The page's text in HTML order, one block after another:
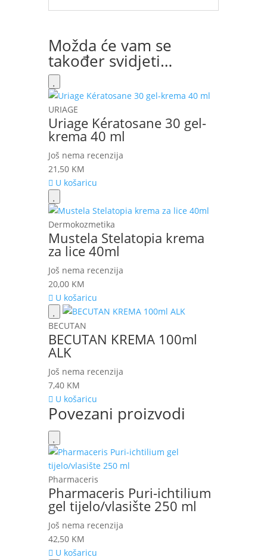
Možda će vam se
također svidjeti…
URIAGE
Uriage Kératosane 30 gel-
krema 40 ml
Još nema recenzija
21,50 KM
U košaricu
Dermokozmetika
Mustela Stelatopia krema
za lice 40ml
Još nema recenzija
20,00 KM
U košaricu
BECUTAN
BECUTAN KREMA 100ml
ALK
Još nema recenzija
7,40 KM
U košaricu
Povezani proizvodi
Pharmaceris
Pharmaceris Puri-ichtilium
gel tijelo/vlasište 250 ml
Još nema recenzija
42,50 KM
U košaricu